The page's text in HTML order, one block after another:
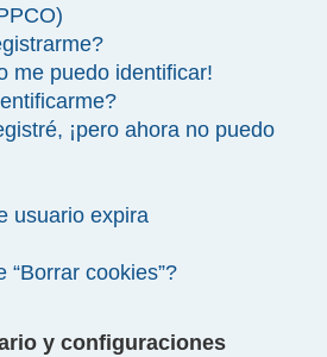
me puedo identificar!
¡pero ahora no puedo
usuario expira
“Borrar cookies”?
y configuraciones